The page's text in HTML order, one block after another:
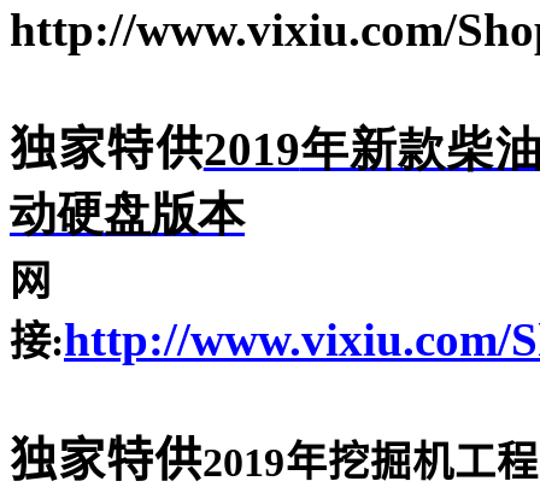
http://www.vixiu.com/
独家特供2019年新款柴
动硬盘版本
网
接:http://www.vixiu.com/
独家特供2019年挖掘机工